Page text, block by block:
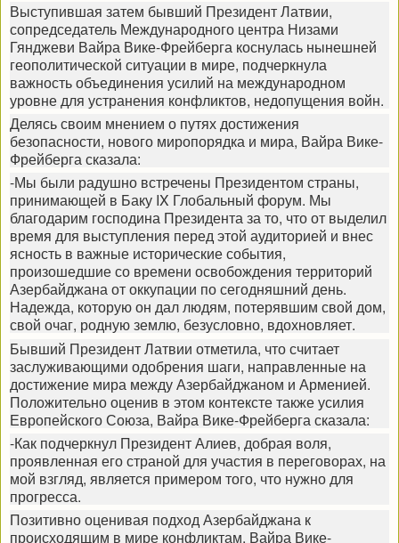
Выступившая затем бывший Президент Латвии,
сопредседатель Международного центра Низами
Гянджеви Вайра Вике-Фрейберга коснулась нынешней
геополитической ситуации в мире, подчеркнула
важность объединения усилий на международном
уровне для устранения конфликтов, недопущения войн.
Делясь своим мнением о путях достижения
безопасности, нового миропорядка и мира, Вайра Вике-
Фрейберга сказала:
-Мы были радушно встречены Президентом страны,
принимающей в Баку IX Глобальный форум. Мы
благодарим господина Президента за то, что от выделил
время для выступления перед этой аудиторией и внес
ясность в важные исторические события,
произошедшие со времени освобождения территорий
Азербайджана от оккупации по сегодняшний день.
Надежда, которую он дал людям, потерявшим свой дом,
свой очаг, родную землю, безусловно, вдохновляет.
Бывший Президент Латвии отметила, что считает
заслуживающими одобрения шаги, направленные на
достижение мира между Азербайджаном и Арменией.
Положительно оценив в этом контексте также усилия
Европейского Союза, Вайра Вике-Фрейберга сказала:
-Как подчеркнул Президент Алиев, добрая воля,
проявленная его страной для участия в переговорах, на
мой взгляд, является примером того, что нужно для
прогресса.
Позитивно оценивая подход Азербайджана к
происходящим в мире конфликтам, Вайра Вике-